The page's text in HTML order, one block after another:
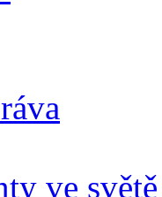
ve světě